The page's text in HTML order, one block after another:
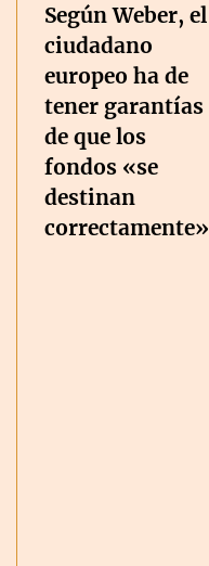
Según Weber, el
ciudadano
europeo ha de
tener garantías
de que los
fondos «se
destinan
correctamente»